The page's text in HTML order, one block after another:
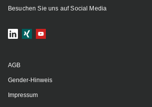
Besuchen Sie uns auf Social Media
AGB
Gender-Hinweis
Impressum